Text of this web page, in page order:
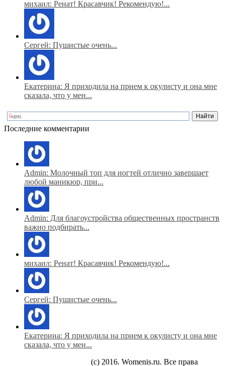
михаил: Ренат! Красавчик! Рекомендую!...
Сергей: Пушистые очень...
Екатерина: Я приходила на прием к окулисту и она мне
сказала, что у мен...
Последние комментарии
Admin: Молочный топ для ногтей отлично завершает
любой маникюр, при...
Admin: Для благоустройства общественных пространств
важно подбирать...
михаил: Ренат! Красавчик! Рекомендую!...
Сергей: Пушистые очень...
Екатерина: Я приходила на прием к окулисту и она мне
сказала, что у мен...
(c) 2016. Womenis.ru. Все права